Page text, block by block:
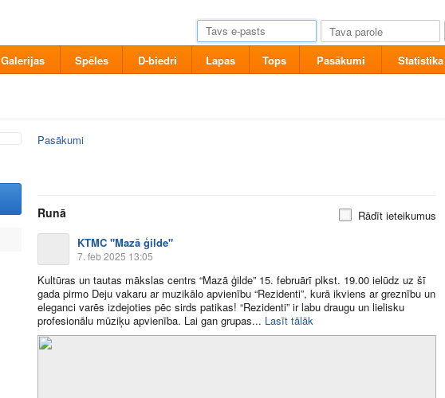
Galerijas Spēles D-biedri Lapas Tops Pasākumi Statistika
Pasākumi
Runā
Rādīt ieteikumus
KTMC "Mazā ģilde"
7. feb 2025 13:05
Kultūras un tautas mākslas centrs “Mazā ģilde” 15. februārī plkst. 19.00 ielūdz uz šī
gada pirmo Deju vakaru ar muzikālo apvienību “Rezidenti”, kurā ikviens ar greznību un
eleganci varēs izdejoties pēc sirds patikas! “Rezidenti” ir labu draugu un lielisku
profesionālu mūziķu apvienība. Lai gan grupas​... Lasīt tālāk